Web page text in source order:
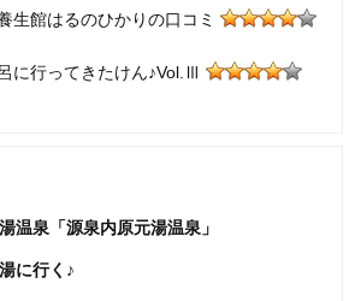
館はるのひかりの口コミ
に行ってきたけん♪Vol.Ⅲ
泉「源泉内原元湯温泉」
に行く♪